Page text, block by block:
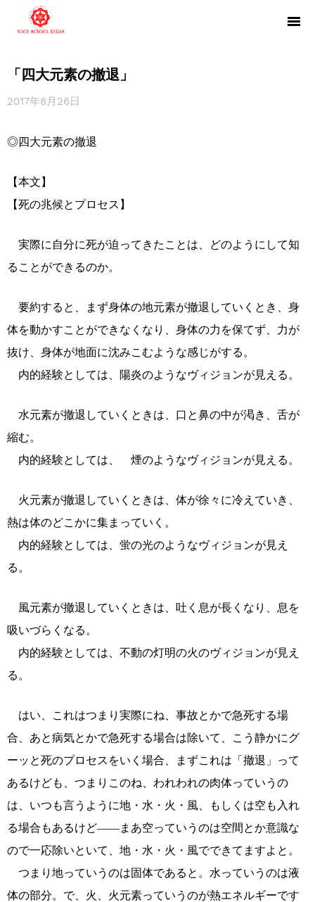
「四大元素の撤退」
2017年8月26日
◎四大元素の撤退
【本文】
【死の兆候とプロセス】
実際に自分に死が迫ってきたことは、どのようにして知
ることができるのか。
要約すると、まず身体の地元素が撤退していくとき、身
体を動かすことができなくなり、身体の力を保てず、力が
抜け、身体が地面に沈みこむような感じがする。
内的経験としては、陽炎のようなヴィジョンが見える。
水元素が撤退していくときは、口と鼻の中が渇き、舌が
縮む。
内的経験としては、 煙のようなヴィジョンが見える。
火元素が撤退していくときは、体が徐々に冷えていき、
熱は体のどこかに集まっていく。
内的経験としては、蛍の光のようなヴィジョンが見え
る。
風元素が撤退していくときは、吐く息が長くなり、息を
吸いづらくなる。
内的経験としては、不動の灯明の火のヴィジョンが見え
る。
はい、これはつまり実際にね、事故とかで急死する場
合、あと病気とかで急死する場合は除いて、こう静かにグ
ーッと死のプロセスをいく場合、まずこれは「撤退」って
あるけども、つまりこのね、われわれの肉体っていうの
は、いつも言うように地・水・火・風、もしくは空も入れ
る場合もあるけど――まあ空っていうのは空間とか意識な
ので一応除いといて、地・水・火・風でできてますよと。
つまり地っていうのは固体であると。水っていうのは液
体の部分。で、火、火元素っていうのが熱エネルギーです